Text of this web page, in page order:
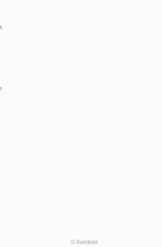
© livedoor